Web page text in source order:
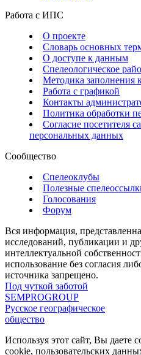
Работа с ИПС
О проекте
Словарь основных
О доступе к данным
Спелеологическое
Методика заполнения
Работа с графикой
Контакты
Политика обработки
Согласие посетителя
персональных данных
Сообщество
Спелеоклубы
Полезные
Голосования
Форум
Вся информация,
исследований, публикации и
интеллектуальной
использование без согласия
источника запрещено.
Под чуткой заботой
SEMPROGROUP
Русское географическое
общество
Используя этот сайт, Вы даете
cookie, пользовательских